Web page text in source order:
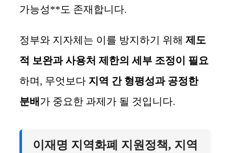
가능성**도 존재합니다.
정부와 지자체는 이를 방지하기 위해 제도
적 보완과 사용처 제한의 세부 조정이 필요
하며, 무엇보다 지역 간 형평성과 공정한
분배 가 중요한 과제가 될 것입니다.
이재명 지역화폐 지원정책, 지역